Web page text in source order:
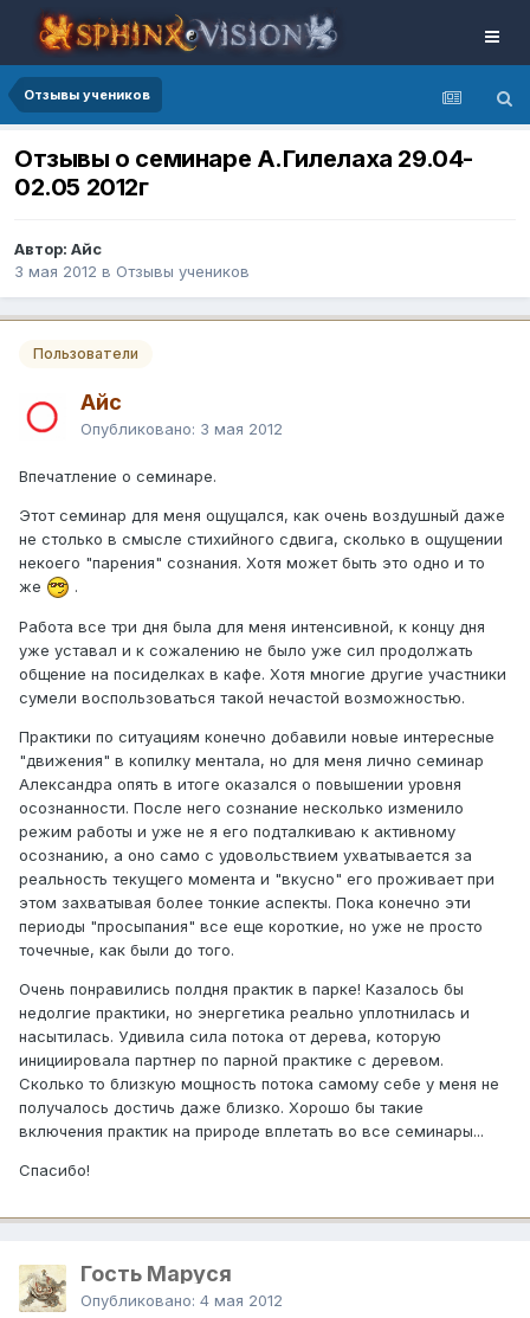
Отзывы учеников
Отзывы о семинаре А.Гилелаха 29.04-
02.05 2012г
Автор: Айс
3 мая 2012 в Отзывы учеников
Пользователи
Айс
Опубликовано: 3 мая 2012
Впечатление о семинаре.
Этот семинар для меня ощущался, как очень воздушный даже
не столько в смысле стихийного сдвига, сколько в ощущении
некоего "парения" сознания. Хотя может быть это одно и то
же
.
Работа все три дня была для меня интенсивной, к концу дня
уже уставал и к сожалению не было уже сил продолжать
общение на посиделках в кафе. Хотя многие другие участники
сумели воспользоваться такой нечастой возможностью.
Практики по ситуациям конечно добавили новые интересные
"движения" в копилку ментала, но для меня лично семинар
Александра опять в итоге оказался о повышении уровня
осознанности. После него сознание несколько изменило
режим работы и уже не я его подталкиваю к активному
осознанию, а оно само с удовольствием ухватывается за
реальность текущего момента и "вкусно" его проживает при
этом захватывая более тонкие аспекты. Пока конечно эти
периоды "просыпания" все еще короткие, но уже не просто
точечные, как были до того.
Очень понравились полдня практик в парке! Казалось бы
недолгие практики, но энергетика реально уплотнилась и
насытилась. Удивила сила потока от дерева, которую
инициировала партнер по парной практике с деревом.
Сколько то близкую мощность потока самому себе у меня не
получалось достичь даже близко. Хорошо бы такие
включения практик на природе вплетать во все семинары...
Спасибо!
Гость Маруся
Опубликовано: 4 мая 2012